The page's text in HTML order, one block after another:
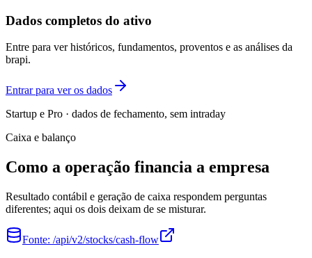
Dados completos do ativo
Entre para ver históricos, fundamentos, proventos e as análises da
brapi.
Entrar para ver os dados
Startup e Pro · dados de fechamento, sem intraday
Caixa e balanço
Como a operação financia a empresa
Resultado contábil e geração de caixa respondem perguntas
diferentes; aqui os dois deixam de se misturar.
Fonte: /api/v2/stocks/cash-flow